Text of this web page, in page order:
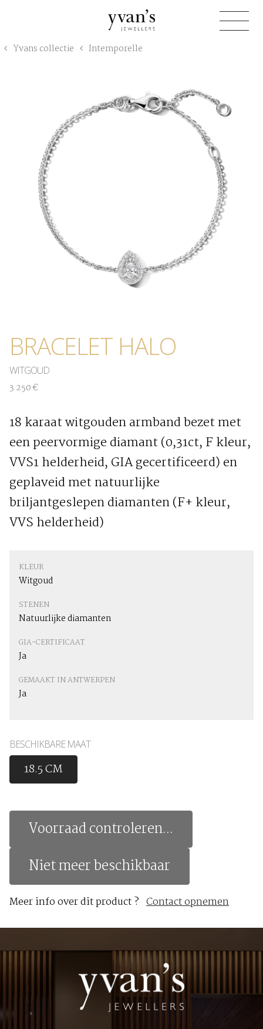
Jewellers
Yvans collectie Intemporelle
BRACELET HALO
WITGOUD
3 250 €
18 karaat witgouden armband bezet met
een peervormige diamant (0,31ct, F kleur,
VVS1 helderheid, GIA gecertificeerd) en
geplaveid met natuurlijke
briljantgeslepen diamanten (F+ kleur,
VVS helderheid)
KLEUR
Witgoud
STENEN
Natuurlijke diamanten
GIA-CERTIFICAAT
Ja
GEMAAKT IN ANTWERPEN
Ja
BESCHIKBARE MAAT
18.5 CM
Voorraad controleren...
Niet meer beschikbaar
Meer info over dit product ? Contact opnemen